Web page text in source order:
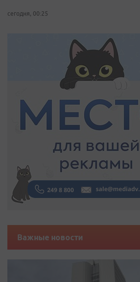
сегодня, 00:25
Важные новости